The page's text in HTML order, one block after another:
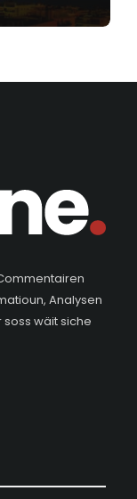
Analysen
wäit siche